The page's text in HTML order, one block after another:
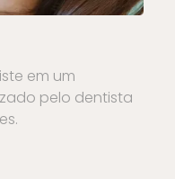
em um
pelo dentista